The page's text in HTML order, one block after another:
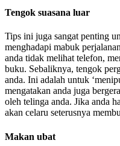
Tengok suasana luar
Tips ini juga sangat penting
menghadapi mabuk
anda tidak melihat telefon,
buku. Sebaliknya, tengok
anda. Ini adalah untuk
mengatakan anda juga
oleh telinga anda. Jika anda
akan celaru seterusnya
Makan ubat